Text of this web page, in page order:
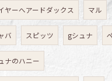
ヤーへアードダックス マル
バ スピッツ gシュナ
ナのハニー